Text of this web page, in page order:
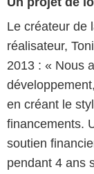
Le créateur de
réalisateur,
2013 : « Nous
en créant le
financements.
soutien
pendant 4 ans